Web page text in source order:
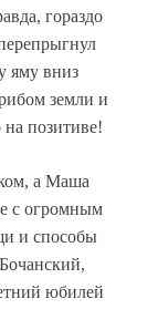
гораздо
яму вниз
земли и
позитиве!
а Маша
с огромным
и способы
юбилей